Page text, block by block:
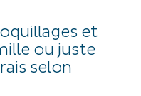
et
ou juste
selon